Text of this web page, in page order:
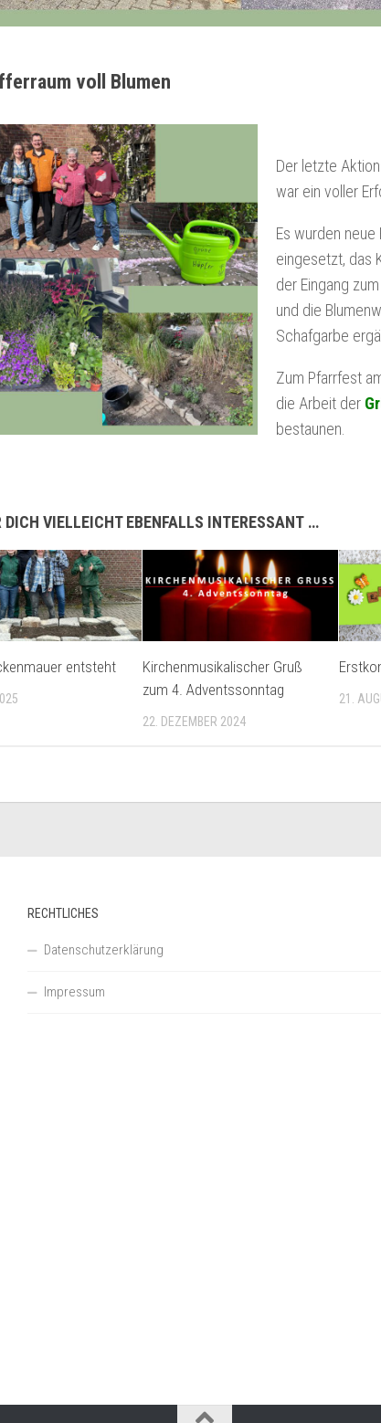
voll Blumen
Der letzte
war ein voller
Es wurden
eingesetzt, das
der Eingang
und die
Schafgarbe
Zum Pfarrfest
die Arbeit der
bestaunen.
DICH VIELLEICHT EBENFALLS INTERESSANT …
entsteht
Kirchenmusikalischer Gruß
zum 4. Adventssonntag
22. DEZEMBER 2024
21.
RECHTLICHES
Datenschutzerklärung
Impressum